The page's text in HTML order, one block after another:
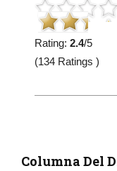
Rating: 2.4/5
(134 Ratings )
Columna Del